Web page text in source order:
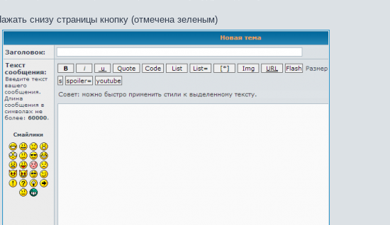
снизу страницы кнопку (отмечена зеленым)